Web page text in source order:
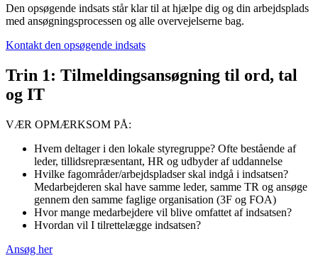
Den opsøgende indsats står klar til at hjælpe dig og din arbejdsplads
med ansøgningsprocessen og alle overvejelserne bag.
Kontakt den opsøgende indsats
Trin 1: Tilmeldingsansøgning til ord, tal
og IT
VÆR OPMÆRKSOM PÅ:
Hvem deltager i den lokale styregruppe? Ofte bestående af
leder, tillidsrepræsentant, HR og udbyder af uddannelse
Hvilke fagområder/arbejdspladser skal indgå i indsatsen?
Medarbejderen skal have samme leder, samme TR og ansøge
gennem den samme faglige organisation (3F og FOA)
Hvor mange medarbejdere vil blive omfattet af indsatsen?
Hvordan vil I tilrettelægge indsatsen?
Ansøg her